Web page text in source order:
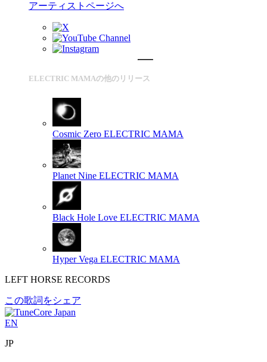
アーティストページへ
ELECTRIC MAMAの他のリリース
Cosmic Zero ELECTRIC MAMA
Planet Nine ELECTRIC MAMA
Black Hole Love ELECTRIC MAMA
Hyper Vega ELECTRIC MAMA
LEFT HORSE RECORDS
この歌詞をシェア
EN
JP